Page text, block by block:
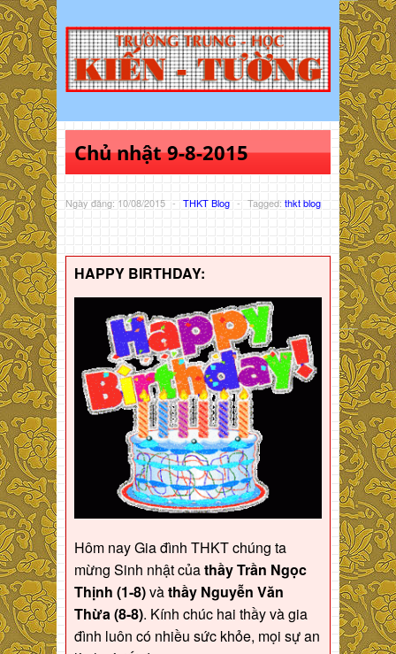
Chủ nhật 9-8-2015
Ngày đăng: 10/08/2015 - THKT Blog - Tagged: thkt blog
HAPPY BIRTHDAY:
Hôm nay Gia đình THKT chúng ta
mừng Sinh nhật củathầy Trần Ngọc
Thịnh (1-8)vàthầy Nguyễn Văn
Thừa (8-8). Kính chúc hai thầy và gia
đình luôn có nhiều sức khỏe, mọi sự an